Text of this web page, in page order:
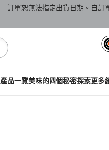
訂單恕無法指定出貨日期。自訂
產品一覽美味的四個秘密探索更多